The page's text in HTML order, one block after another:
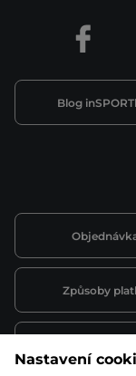
Způsoby
Blog
Facebook
Nastavení